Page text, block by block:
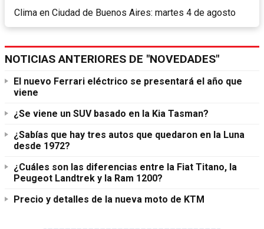
Clima en Ciudad de Buenos Aires: martes 4 de agosto
NOTICIAS ANTERIORES DE "NOVEDADES"
El nuevo Ferrari eléctrico se presentará el año que
viene
¿Se viene un SUV basado en la Kia Tasman?
¿Sabías que hay tres autos que quedaron en la Luna
desde 1972?
¿Cuáles son las diferencias entre la Fiat Titano, la
Peugeot Landtrek y la Ram 1200?
Precio y detalles de la nueva moto de KTM